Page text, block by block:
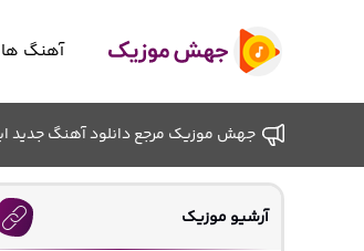
آهنگ
جهش موزیک مرجع دانلود آهنگ جدید
آرشیو موزیک